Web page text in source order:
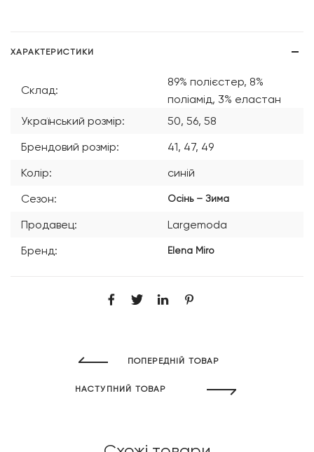
ХАРАКТЕРИСТИКИ
Склад:
89% полієстер, 8%
поліамід, 3% еластан
Український розмір:
50, 56, 58
Брендовий розмір:
41, 47, 49
Колір:
синій
Сезон:
Осінь – Зима
Продавец:
Largemoda
Бренд:
Elena Miro
ПОПЕРЕДНІЙ ТОВАР
НАСТУПНИЙ ТОВАР